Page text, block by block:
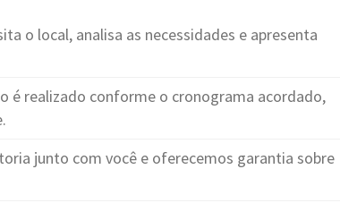
o local, analisa as necessidades e apresenta
é realizado conforme o cronograma acordado,
junto com você e oferecemos garantia sobre